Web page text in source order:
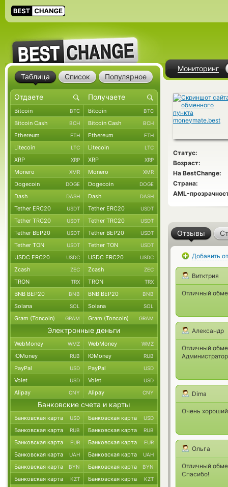
Мониторинг
Статус:
Возраст:
На BestChange:
Страна:
AML-
Отзывы
Добавить
Витктрия
Отличный
Александр
Отличный
Dima
Очень
Ольга
Отличный
Спасибо!
Таблица Список Популярное
Bitcoin BTC Bitcoin BTC
Bitcoin Cash BCH Bitcoin Cash BCH
Ethereum ETH Ethereum ETH
Litecoin LTC Litecoin LTC
XRP XRP XRP XRP
Monero XMR Monero XMR
Dogecoin DOGE Dogecoin DOGE
Dash DASH Dash DASH
Tether ERC20 USDT Tether ERC20 USDT
Tether TRC20 USDT Tether TRC20 USDT
Tether BEP20 USDT Tether BEP20 USDT
Tether TON USDT Tether TON USDT
USDC ERC20 USDC USDC ERC20 USDC
Zcash ZEC Zcash ZEC
TRON TRX TRON TRX
BNB BEP20 BNB BNB BEP20 BNB
Solana SOL Solana SOL
Gram (Toncoin) GRAM Gram (Toncoin) GRAM
Электронные деньги
WebMoney WMZ WebMoney WMZ
ЮMoney RUB ЮMoney RUB
PayPal USD PayPal USD
Volet USD Volet USD
Alipay CNY Alipay CNY
Банковские счета и карты
Банковская карта USD Банковская карта USD
Банковская карта RUB Банковская карта RUB
Банковская карта EUR Банковская карта EUR
Банковская карта UAH Банковская карта UAH
Банковская карта BYN Банковская карта BYN
Банковская карта KZT Банковская карта KZT